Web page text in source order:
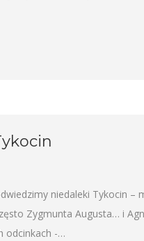
niedaleki Tykocin –
Zygmunta Augusta… i
odcinkach -…